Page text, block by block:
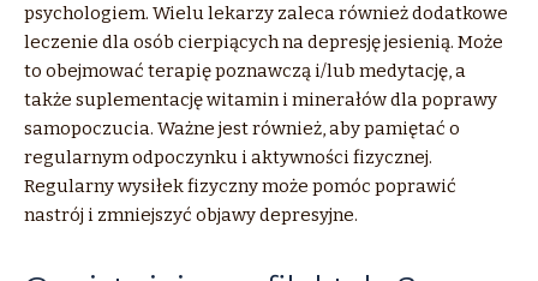
psychologiem. Wielu lekarzy zaleca również dodatkowe
leczenie dla osób cierpiących na depresję jesienią. Może
to obejmować terapię poznawczą i/lub medytację, a
także suplementację witamin i minerałów dla poprawy
samopoczucia. Ważne jest również, aby pamiętać o
regularnym odpoczynku i aktywności fizycznej.
Regularny wysiłek fizyczny może pomóc poprawić
nastrój i zmniejszyć objawy depresyjne.